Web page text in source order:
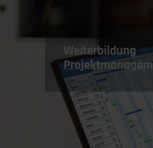
Weiterbildung